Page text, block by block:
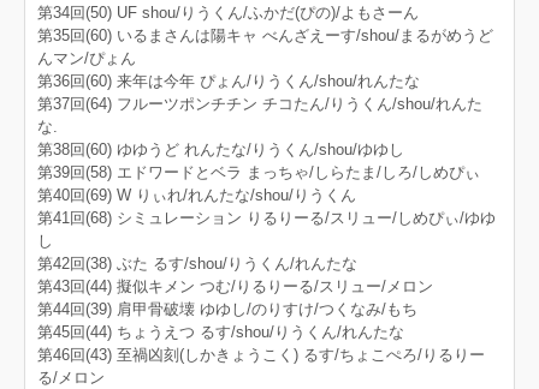
第34回(50) UF shou/りうくん/ふかだ(ぴの)/よもさーん
第35回(60) いるまさんは陽キャ べんざえーす/shou/まるがめうど
んマン/ぴょん
第36回(60) 来年は今年 ぴょん/りうくん/shou/れんたな
第37回(64) フルーツポンチチン チコたん/りうくん/shou/れんた
な.
第38回(60) ゆゆうど れんたな/りうくん/shou/ゆゆし
第39回(58) エドワードとベラ まっちゃ/しらたま/しろ/しめぴぃ
第40回(69) W りぃれ/れんたな/shou/りうくん
第41回(68) シミュレーション りるりーる/スリュー/しめぴぃ/ゆゆ
し
第42回(38) ぶた るす/shou/りうくん/れんたな
第43回(44) 擬似キメン つむ/りるりーる/スリュー/メロン
第44回(39) 肩甲骨破壊 ゆゆし/のりすけ/つくなみ/もち
第45回(44) ちょうえつ るす/shou/りうくん/れんたな
第46回(43) 至禍凶刻(しかきょうこく) るす/ちょこぺろ/りるりー
る/メロン